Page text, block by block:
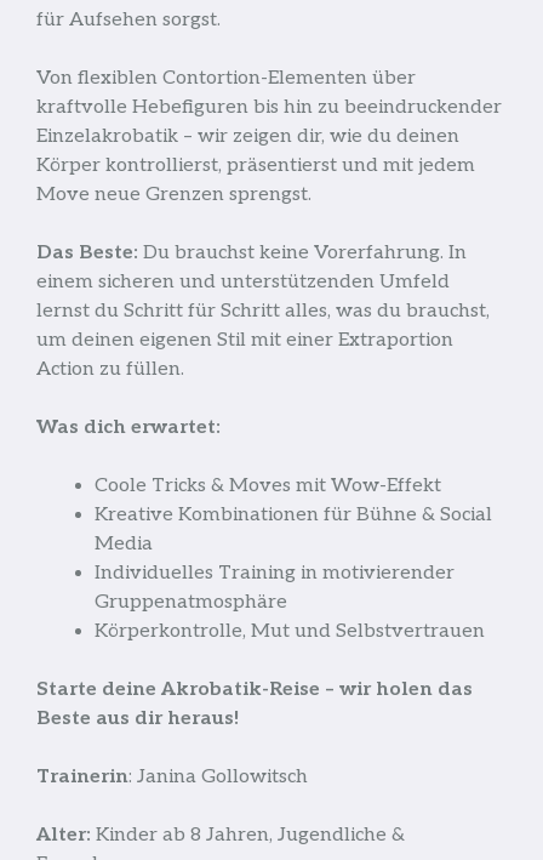
für Aufsehen sorgst.
Von flexiblen Contortion-Elementen über
kraftvolle Hebefiguren bis hin zu beeindruckender
Einzelakrobatik – wir zeigen dir, wie du deinen
Körper kontrollierst, präsentierst und mit jedem
Move neue Grenzen sprengst.
Das Beste: Du brauchst keine Vorerfahrung. In
einem sicheren und unterstützenden Umfeld
lernst du Schritt für Schritt alles, was du brauchst,
um deinen eigenen Stil mit einer Extraportion
Action zu füllen.
Was dich erwartet:
Coole Tricks & Moves mit Wow-Effekt
Kreative Kombinationen für Bühne & Social
Media
Individuelles Training in motivierender
Gruppenatmosphäre
Körperkontrolle, Mut und Selbstvertrauen
Starte deine Akrobatik-Reise – wir holen das
Beste aus dir heraus!
Trainerin: Janina Gollowitsch
Alter: Kinder ab 8 Jahren, Jugendliche &